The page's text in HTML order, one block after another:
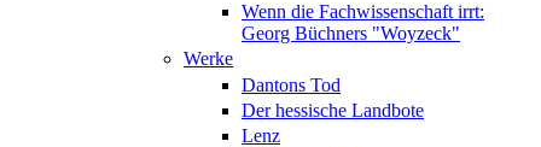
Wenn die Fachwissenschaft irrt:
Georg Büchners "Woyzeck"
Werke
Dantons Tod
Der hessische Landbote
Lenz